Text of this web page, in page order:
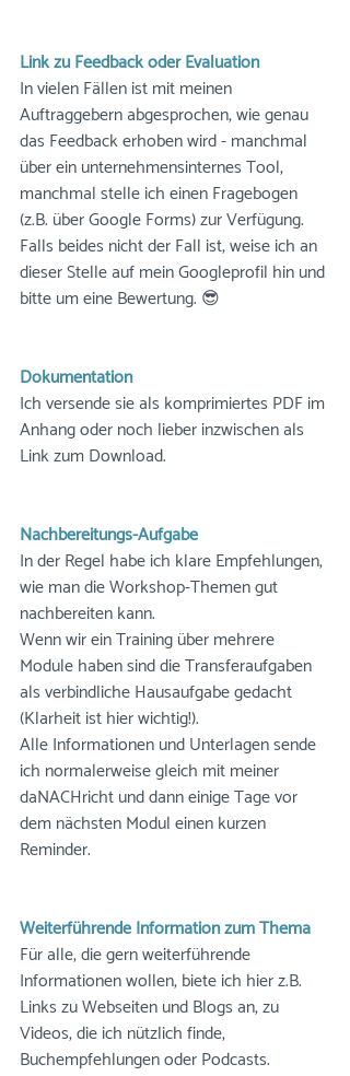
Link zu Feedback oder Evaluation
In vielen Fällen ist mit meinen
Auftraggebern abgesprochen, wie genau
das Feedback erhoben wird - manchmal
über ein unternehmensinternes Tool,
manchmal stelle ich einen Fragebogen
(z.B. über Google Forms) zur Verfügung.
Falls beides nicht der Fall ist, weise ich an
dieser Stelle auf mein Googleprofil hin und
bitte um eine Bewertung. 😎
Dokumentation
Ich versende sie als komprimiertes PDF im
Anhang oder noch lieber inzwischen als
Link zum Download.
Nachbereitungs-Aufgabe
In der Regel habe ich klare Empfehlungen,
wie man die Workshop-Themen gut
nachbereiten kann.
Wenn wir ein Training über mehrere
Module haben sind die Transferaufgaben
als verbindliche Hausaufgabe gedacht
(Klarheit ist hier wichtig!).
Alle Informationen und Unterlagen sende
ich normalerweise gleich mit meiner
daNACHricht und dann einige Tage vor
dem nächsten Modul einen kurzen
Reminder.
Weiterführende Information zum Thema
Für alle, die gern weiterführende
Informationen wollen, biete ich hier z.B.
Links zu Webseiten und Blogs an, zu
Videos, die ich nützlich finde,
Buchempfehlungen oder Podcasts.